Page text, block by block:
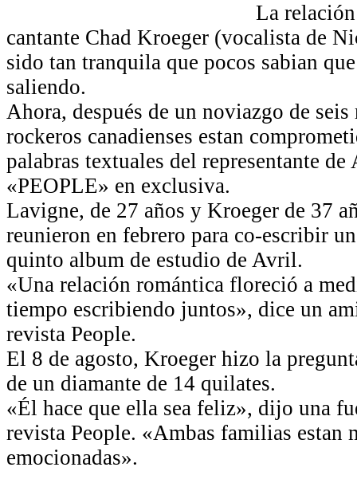
La
cantante Chad Kroeger (vocalista de
sido tan tranquila que pocos sabian
saliendo.
Ahora, después de un noviazgo de seis
rockeros canadienses estan
palabras textuales del representante de
«PEOPLE» en exclusiva.
Lavigne, de 27 años y Kroeger de 37
reunieron en febrero para co-escribir
quinto album de estudio de Avril.
«Una relación romántica floreció a
tiempo escribiendo juntos», dice un
revista People.
El 8 de agosto, Kroeger hizo la
de un diamante de 14 quilates.
«Él hace que ella sea feliz», dijo una
revista People. «Ambas familias estan
emocionadas».